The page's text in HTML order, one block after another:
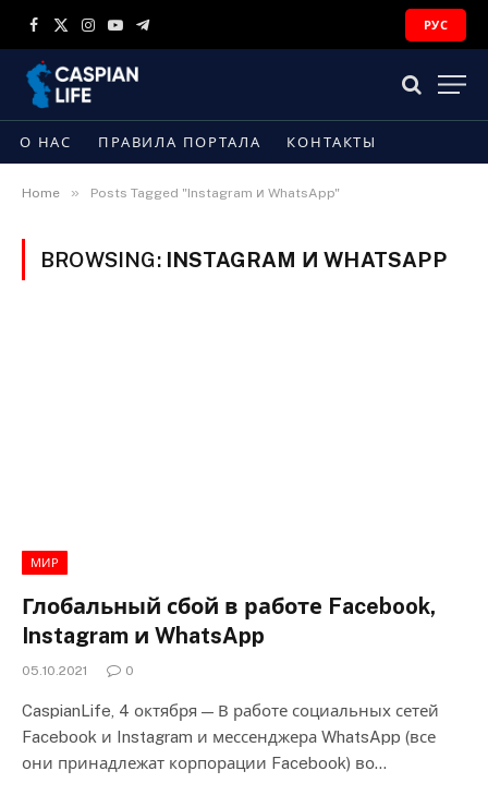
Facebook
X
Instagram
YouTubeTelegram
РУС
О НАС ПРАВИЛА ПОРТАЛА КОНТАКТЫ
Home » Posts Tagged "Instagram и WhatsApp"
BROWSING: INSTAGRAM И WHATSAPP
МИР
Глобальный сбой в работе Facebook,
Instagram и WhatsApp
05.10.2021 0
CaspianLife, 4 октября — В работе социальных сетей
Facebook и Instagram и мессенджера WhatsApp (все
они принадлежат корпорации Facebook) во…